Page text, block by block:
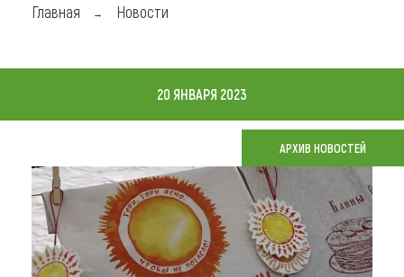
Где остановиться
Что привезти (сувениры)
О регионе
Коллекция впечатлений
Главная Новости
20 ЯНВАРЯ 2023
АРХИВ НОВОСТЕЙ